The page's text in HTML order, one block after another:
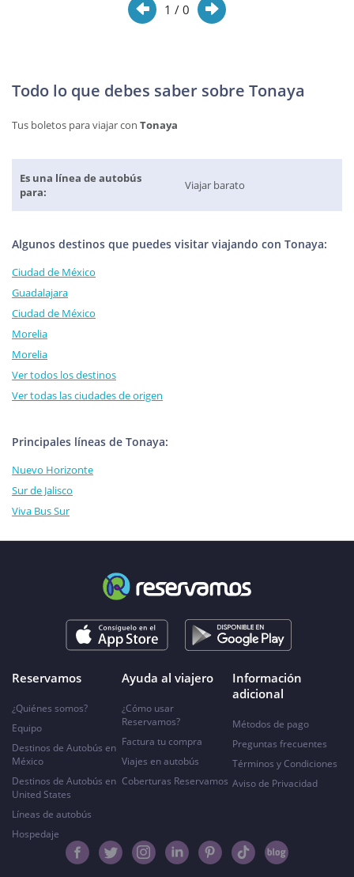
1 / 0
Todo lo que debes saber sobre Tonaya
Tus boletos para viajar con Tonaya
Es una línea de autobús
para:
Viajar barato
Algunos destinos que puedes visitar viajando con Tonaya:
Ciudad de México
Guadalajara
Ciudad de México
Morelia
Morelia
Ver todos los destinos
Ver todas las ciudades de origen
Principales líneas de Tonaya:
Nuevo Horizonte
Sur de Jalisco
Viva Bus Sur
Reservamos
¿Quiénes somos?
Equipo
Destinos de Autobús en
México
Destinos de Autobús en
United States
Líneas de autobús
Hospedaje
Ayuda al viajero
¿Cómo usar
Reservamos?
Factura tu compra
Viajes en autobús
Coberturas Reservamos
Información
adicional
Métodos de pago
Preguntas frecuentes
Términos y Condiciones
Aviso de Privacidad